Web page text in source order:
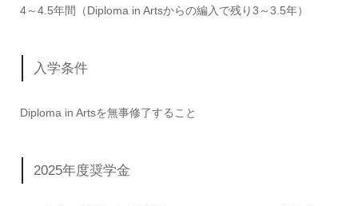
4～4.5年間（Diploma in Artsからの編入で残り3～3.5年）
入学条件
Diploma in Artsを無事修了すること
2025年度奨学金